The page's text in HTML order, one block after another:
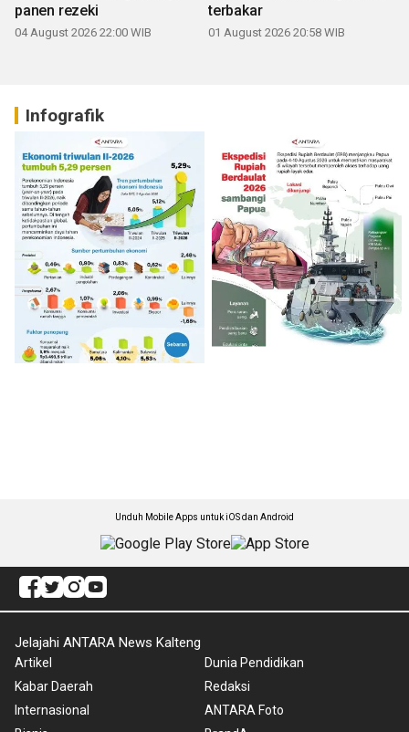
panen rezeki
04 August 2026 22:00 WIB
terbakar
01 August 2026 20:58 WIB
Infografik
Unduh Mobile Apps untuk iOS dan Android
Jelajahi ANTARA News Kalteng
Artikel
Kabar Daerah
Internasional
Dunia Pendidikan
Redaksi
ANTARA Foto